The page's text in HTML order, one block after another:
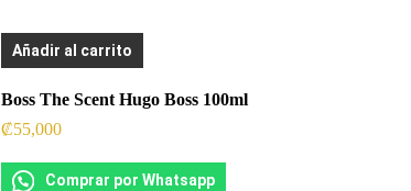
Añadir al carrito
Boss The Scent Hugo Boss 100ml
₡55,000
Comprar por Whatsapp